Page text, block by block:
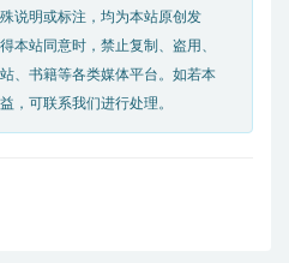
说明或标注，均为本站原创发
本站同意时，禁止复制、盗用、
、书籍等各类媒体平台。如若本
，可联系我们进行处理。